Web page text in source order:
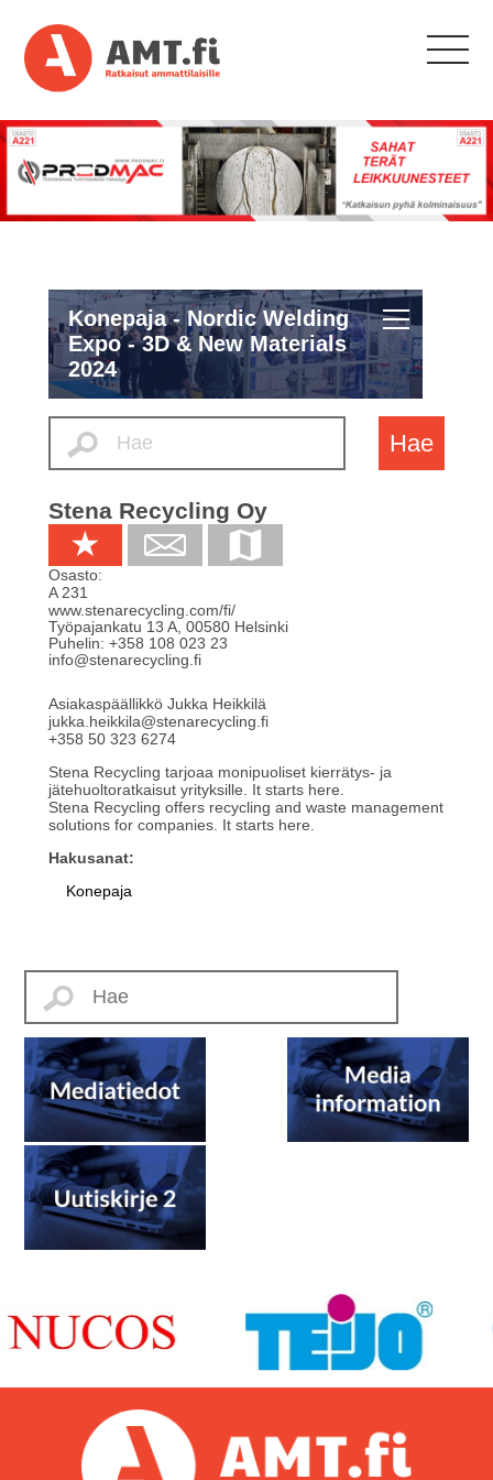
Konepaja - Nordic Welding
Expo - 3D & New Materials
2024
Hae
Stena Recycling Oy
Osasto:
A 231
www.stenarecycling.com/fi/
Työpajankatu 13 A 00580 Helsinki
Puhelin: +358 108 023 23
info@stenarecycling.fi
Asiakaspäällikkö Jukka Heikkilä
jukka.heikkila@stenarecycling.fi
+358 50 323 6274
Stena Recycling tarjoaa monipuoliset kierrätys- ja
jätehuoltoratkaisut yrityksille. It starts here.
Stena Recycling offers recycling and waste management
solutions for companies. It starts here.
Hakusanat:
Konepaja